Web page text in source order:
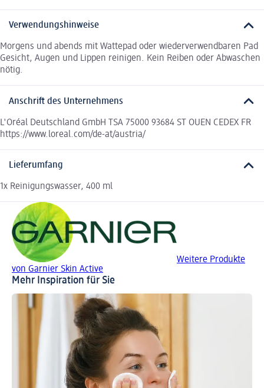
Verwendungshinweise
Morgens und abends mit Wattepad oder wiederverwendbaren Pad
Gesicht, Augen und Lippen reinigen. Kein Reiben oder Abwaschen
nötig.
Anschrift des Unternehmens
L'Oréal Deutschland GmbH TSA 75000 93684 ST OUEN CEDEX FR
https://www.loreal.com/de-at/austria/
Lieferumfang
1x Reinigungswasser, 400 ml
Weitere Produkte
von Garnier Skin Active
Mehr Inspiration für Sie